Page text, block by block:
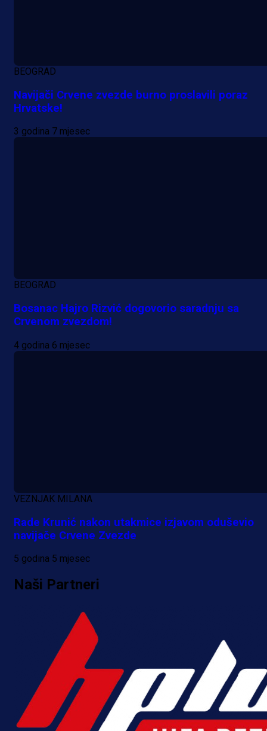
Počinje Premijer liga BiH: Pronađi
specijale i iskoristi jedinstvenu
ponudu
11 h 58 min
Više vijesti
BEOGRAD
Navijači Crvene zvezde burno proslavili poraz
Hrvatske!
3 godina 7 mjesec
BEOGRAD
Bosanac Hajro Rizvić dogovorio saradnju sa
Crvenom zvezdom!
4 godina 6 mjesec
VEZNJAK MILANA
Rade Krunić nakon utakmice izjavom oduševio
navijače Crvene Zvezde
5 godina 5 mjesec
Naši Partneri